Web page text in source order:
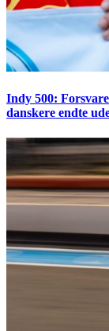
Indy 500:
danskere endte